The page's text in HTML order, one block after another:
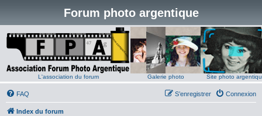
Forum photo argentique
L'association du forum Galerie photo Site photo
FAQ Connexion
S’enregistrer
Index du forum